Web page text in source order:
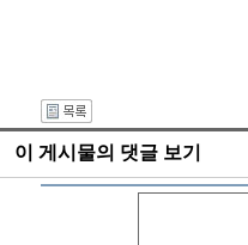
이 게시물의 댓글 보기